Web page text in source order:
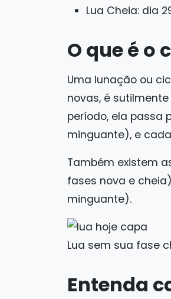
Lua Cheia: dia
O que é o
Uma lunação ou
novas, é
período, ela passa
minguante), e
Também existem
fases nova e
minguante).
Lua sem sua fase
Entenda